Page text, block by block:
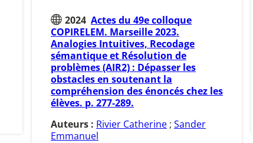
2024 Actes du 49e colloque
COPIRELEM. Marseille 2023.
Analogies Intuitives, Recodage
sémantique et Résolution de
problèmes (AIR2) : Dépasser les
obstacles en soutenant la
compréhension des énoncés chez les
élèves. p. 277-289.
Auteurs : Rivier Catherine ; Sander
Emmanuel